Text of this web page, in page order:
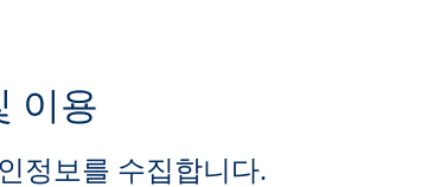
이용
정보를 수집합니다.